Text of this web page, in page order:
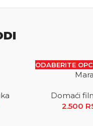
Raspon cena: od 2.500
ODABERITE
Domaći
2.500